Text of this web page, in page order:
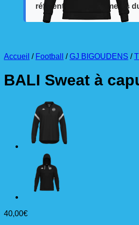
référent des équipements
Accueil / Football / GJ BIGOUDENS /
BALI Sweat à
40,00€